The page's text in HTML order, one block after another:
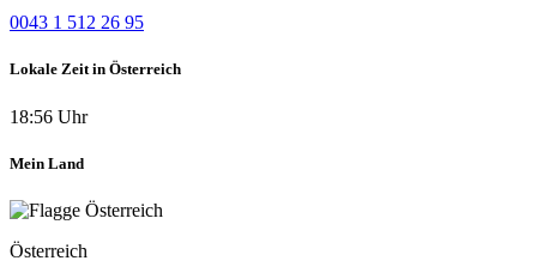
0043 1 512 26 95
Lokale Zeit in Österreich
18:56 Uhr
Mein Land
Österreich